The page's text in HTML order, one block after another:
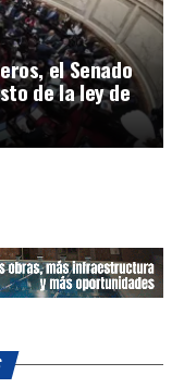
el Senado
de la ley de